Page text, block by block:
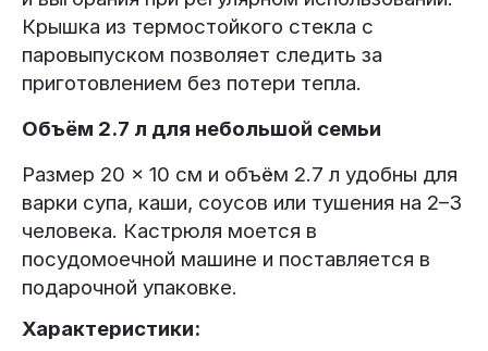
Крышка из термостойкого стекла с
паровыпуском позволяет следить за
приготовлением без потери тепла.
Объём 2.7 л для небольшой семьи
Размер 20 × 10 см и объём 2.7 л удобны для
варки супа, каши, соусов или тушения на 2–3
человека. Кастрюля моется в
посудомоечной машине и поставляется в
подарочной упаковке.
Характеристики: